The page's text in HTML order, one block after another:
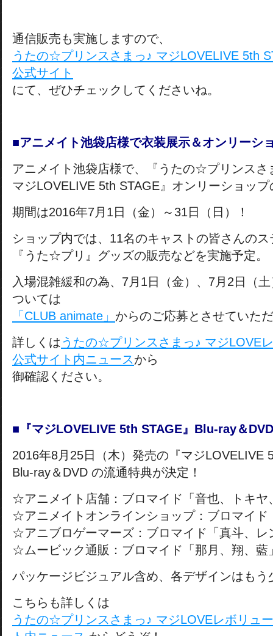
通信販売も実施しますので、
うたの☆プリンスさまっ♪ マジLOVELIVE 5th
公式サイト
にて、ぜひチェックしてくださいね。
■アニメイト池袋店様で衣装展示＆オンリーシ
アニメイト池袋店様で、『うたの☆プリンスさ
マジLOVELIVE 5th STAGE』オンリーショッ
期間は2016年7月1日（金）～31日（日）！
ショップ内では、11名のキャストの皆さんの
『うた☆プリ』グッズの販売などを実施予定。
入場混雑緩和の為、7月1日（金）、7月2日（
ついては
「CLUB animate」 からのご応募とさせていた
詳しくは うたの☆プリンスさまっ♪ マジLOVE
公式サイト内ニュースから
御確認ください。
■『マジLOVELIVE 5th STAGE』Blu-ray＆
2016年8月25日（木）発売の『マジLOVELIVE
Blu-ray＆DVD の流通特典が決定！
☆アニメイト店舗：ブロマイド「音也、トキヤ
☆アニメイトオンラインショップ：ブロマイド
☆アニブロゲーマーズ：ブロマイド「真斗、レ
☆ムービック通販：ブロマイド「那月、翔、藍
パッケージビジュアル含め、各デザインはも
こちらも詳しくは
うたの☆プリンスさまっ♪ マジLOVEレボリュ